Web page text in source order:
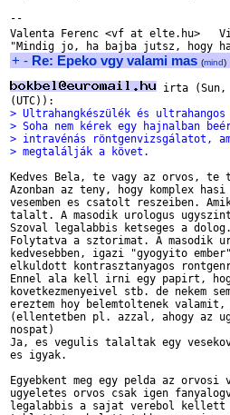
--
Valenta Ferenc <vf at elte.hu>
+ - Re: Epeko vgy valami mas (mind)
irta (Sun,
> Ultrahangkészülék és
> Soha nem kérek egy hajnalban
> intravénás röntgenvizsgálatot,
> megtalálják a követ.
Kedves Bela, te vagy az orvos, te
Azonban az teny, hogy komplex
vesemben es csatolt reszeiben.
talalt. A masodik urologus
Szoval legalabbis ketseges a dolog.
Folytatva a sztorimat. A masodik
kedvesebben, igazi "gyogyito
elkuldott kontrasztanyagos
Ennel ala kell irni egy papirt,
kovetkezmenyeivel stb. de nekem
ereztem hoy belemtoltenek
(ellentetben pl. azzal, ahogy az
nospat)
Ja, es vegulis talaltak egy
es igyak.
Egyebkent meg egy pelda az orvosi
ugyeletes orvos csak igen
legalabbis a sajat verebol kellett